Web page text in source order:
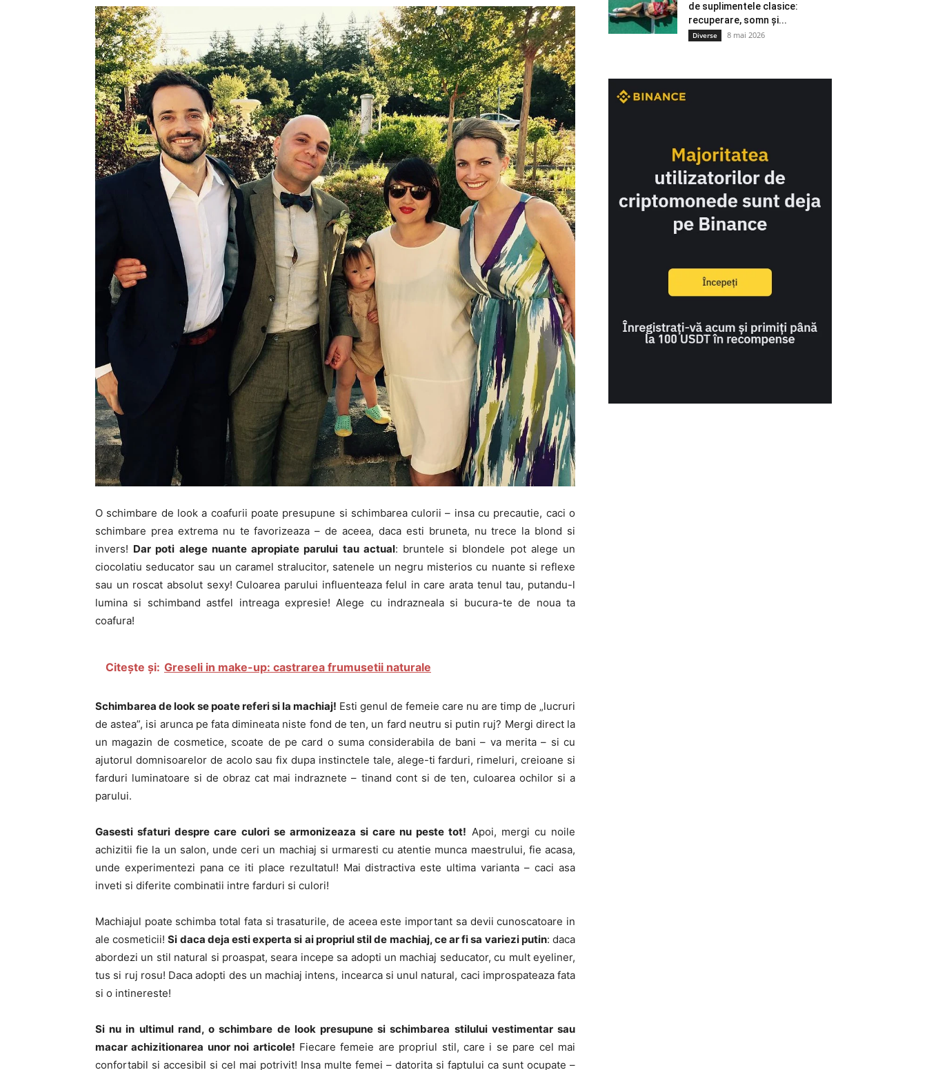
O schimbare de look a coafurii poate presupune si schimbarea culorii – insa cu precautie, caci o
schimbare prea extrema nu te favorizeaza – de aceea, daca esti bruneta, nu trece la blond si
invers! Dar poti alege nuante apropiate parului tau actual: bruntele si blondele pot alege un
ciocolatiu seducator sau un caramel stralucitor, satenele un negru misterios cu nuante si reflexe
sau un roscat absolut sexy! Culoarea parului influenteaza felul in care arata tenul tau, putandu-l
lumina si schimband astfel intreaga expresie! Alege cu indrazneala si bucura-te de noua ta
coafura!
Citește și: Greseli in make-up: castrarea frumusetii naturale
Schimbarea de look se poate referi si la machiaj! Esti genul de femeie care nu are timp de „lucruri
de astea”, isi arunca pe fata dimineata niste fond de ten, un fard neutru si putin ruj? Mergi direct la
un magazin de cosmetice, scoate de pe card o suma considerabila de bani – va merita – si cu
ajutorul domnisoarelor de acolo sau fix dupa instinctele tale, alege-ti farduri, rimeluri, creioane si
farduri luminatoare si de obraz cat mai indraznete – tinand cont si de ten, culoarea ochilor si a
parului.
Gasesti sfaturi despre care culori se armonizeaza si care nu peste tot! Apoi, mergi cu noile
achizitii fie la un salon, unde ceri un machiaj si urmaresti cu atentie munca maestrului, fie acasa,
unde experimentezi pana ce iti place rezultatul! Mai distractiva este ultima varianta – caci asa
inveti si diferite combinatii intre farduri si culori!
Machiajul poate schimba total fata si trasaturile, de aceea este important sa devii cunoscatoare in
ale cosmeticii!Si daca deja esti experta si ai propriul stil de machiaj, ce ar fi sa variezi putin: daca
abordezi un stil natural si proaspat, seara incepe sa adopti un machiaj seducator, cu mult eyeliner,
tus si ruj rosu! Daca adopti des un machiaj intens, incearca si unul natural, caci improspateaza fata
si o intinereste!
Si nu in ultimul rand, o schimbare de look presupune si schimbarea stilului vestimentar sau
macar achizitionarea unor noi articole! Fiecare femeie are propriul stil, care i se pare cel mai
confortabil si accesibil si cel mai potrivit! Insa multe femei – datorita si faptului ca sunt ocupate –
de suplimentele clasice:
recuperare, somn și...
Diverse 8 mai 2026